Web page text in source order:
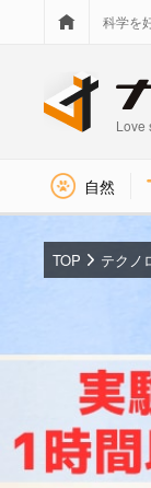
科学を
Love
自然
TOP テクノ